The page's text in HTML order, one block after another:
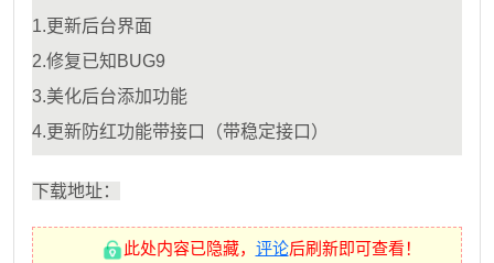
1.更新后台界面
2.修复已知BUG9
3.美化后台添加功能
4.更新防红功能带接口（带稳定接口）
下载地址：
此处内容已隐藏， 评论后刷新即可查看！